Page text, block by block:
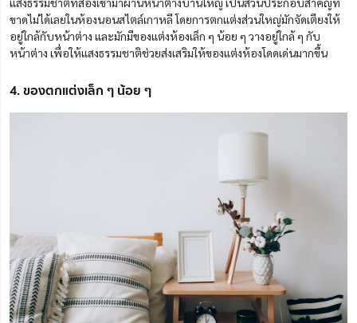
ขาดไม่ได้เลยในห้องนอนสไตล์เกาหลี โดยการตกแต่งส่วนใหญ่มักจัดเตียงให้
อยู่ใกล้กับหน้าต่าง และมักมีของแต่งห้องเล็ก ๆ น้อย ๆ วางอยู่ใกล้ ๆ กับ
หน้าต่าง เพื่อให้แสงธรรมชาติช่วยส่งเสริมให้ของแต่งห้องโดดเด่นมากขึ้น
4. ของตกแต่งเล็ก ๆ น้อย ๆ